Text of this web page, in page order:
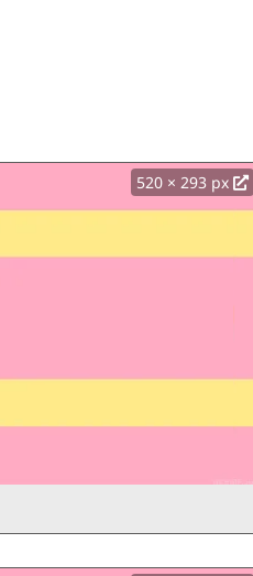
520 × 293 px